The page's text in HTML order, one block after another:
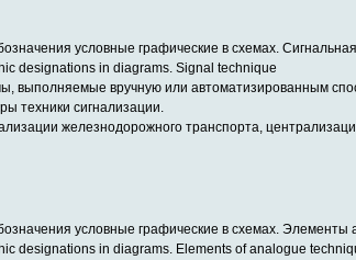
условные графические в схемах.
designations in diagrams. Signal technique
выполняемые вручную или автоматизированным
техники сигнализации.
железнодорожного транспорта,
условные графические в схемах. Элементы
designations in diagrams. Elements of analogue